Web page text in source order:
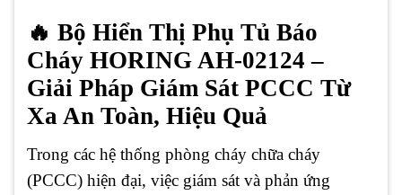
🔥 Bộ Hiển Thị Phụ Tủ Báo
Cháy HORING AH-02124 –
Giải Pháp Giám Sát PCCC Từ
Xa An Toàn, Hiệu Quả
Trong các hệ thống phòng cháy chữa cháy
(PCCC) hiện đại, việc giám sát và phản ứng